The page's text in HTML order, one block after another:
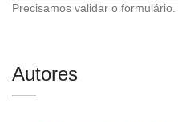
Precisamos validar o formulário.
Autores